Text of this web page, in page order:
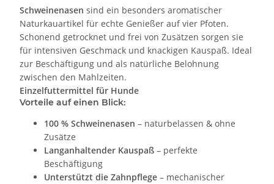
Schweinenasen sind ein besonders aromatischer
Naturkauartikel für echte Genießer auf vier Pfoten.
Schonend getrocknet und frei von Zusätzen sorgen sie
für intensiven Geschmack und knackigen Kauspaß. Ideal
zur Beschäftigung und als natürliche Belohnung
zwischen den Mahlzeiten.
Einzelfuttermittel für Hunde
Vorteile auf einen Blick:
100 % Schweinenasen – naturbelassen & ohne
Zusätze
Langanhaltender Kauspaß – perfekte
Beschäftigung
Unterstützt die Zahnpflege – mechanischer